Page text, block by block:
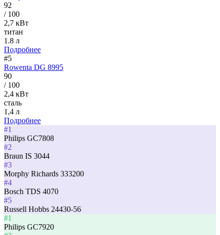
92
/ 100
2,7 кВт
титан
1.8 л
Подробнее
#5
Rowenta DG 8995
90
/ 100
2,4 кВт
сталь
1,4 л
Подробнее
#1
Philips GC7808
#2
Braun IS 3044
#3
Morphy Richards 333200
#4
Bosch TDS 4070
#5
Russell Hobbs 24430-56
#1
Philips GC7920